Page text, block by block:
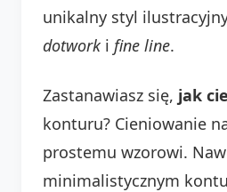
unikalny styl
dotwork i fine line.
Zastanawiasz się, jak
konturu? Cieniowanie
prostemu wzorowi.
minimalistycznym